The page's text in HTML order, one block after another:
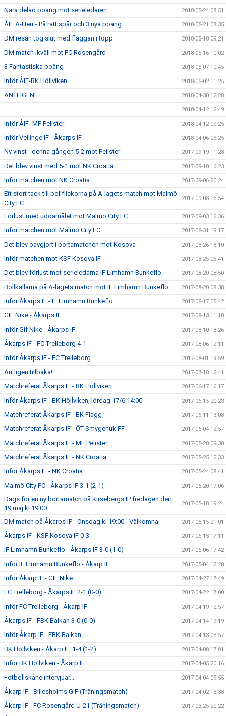
Nära delad poäng mot serieledaren 2018-05-24 08:51
ÅIF A-Herr - På rätt spår och 3 nya poäng 2018-05-21 08:35
DM resan tog slut med flaggan i topp 2018-05-18 09:21
DM match ikväll mot FC Rosengård 2018-05-16 10:02
3 Fantastiska poäng 2018-05-07 10:45
Inför ÅIF-BK Höllviken 2018-05-02 11:25
ÄNTLIGEN! 2018-04-30 12:28
2018-04-12 12:49
Inför ÅIF- MF Pelister 2018-04-12 09:25
Inför Vellinge IF - Åkarps IF 2018-04-06 09:25
Ny vinst - denna gången 5-2 mot Pelister 2017-09-19 11:28
Det blev vinst med 5-1 mot NK Croatia 2017-09-10 16:23
Inför matchen mot NK Croatia 2017-09-06 20:24
Ett stort tack till bollflickorna på A-lagets match mot Malmö
City FC
2017-09-03 16:54
Förlust med uddamålet mot Malmö City FC 2017-09-03 16:36
Inför matchen mot Malmö City FC 2017-08-31 19:17
Det blev oavgjort i bortamatchen mot Kosova 2017-08-26 18:10
Inför matchen mot KSF Kosova IF 2017-08-25 05:41
Det blev förlust mot serieledarna IF Limhamn Bunkeflo 2017-08-20 08:50
Bollkallarna på A-lagets match mot IF Limhamn Bunkeflo 2017-08-20 08:38
Inför Åkarps IF - IF Limhamn Bunkeflo 2017-08-17 05:42
GIF Nike - Åkarps IF 2017-08-13 11:10
Inför Gif Nike - Åkarps IF 2017-08-10 18:26
Åkarps IF - FC Trelleborg 4-1 2017-08-06 12:11
Inför Åkarps IF - FC Trelleborg 2017-08-01 19:59
Äntligen tillbaka! 2017-07-18 12:41
Matchreferat Åkarps IF - BK Höllviken 2017-06-17 16:17
Inför Åkarps IF - BK Höllviken, lördag 17/6 14:00 2017-06-15 20:23
Matchreferat Åkarps IF - BK Flagg 2017-06-11 13:08
Matchreferat Åkarps IF - ÖT Smygehuk FF 2017-06-04 12:57
Matchreferat Åkarps IF - MF Pelister 2017-05-28 09:30
Matchreferat Åkarps IF - NK Croatia 2017-05-25 12:33
Inför Åkarps IF - NK Croatia 2017-05-24 08:41
Malmö City FC - Åkarps IF 3-1 (2-1) 2017-05-20 17:06
Dags för en ny bortamatch på Kirsebergs IP fredagen den
19 maj kl 19:00
2017-05-18 19:24
DM match på Åkarps IP - Onsdag kl 19:00 - Välkomna 2017-05-15 21:01
Åkarps IF - KSF Kosova IF 0-3 2017-05-13 17:11
IF Limhamn Bunkeflo - Åkarps IF 3-0 (1-0) 2017-05-06 17:42
Inför IF Limhamn Bunkeflo - Åkarp IF 2017-05-04 12:28
Inför Åkarp IF - GIF Nike 2017-04-27 17:49
FC Trelleborg - Åkarps IF 2-1 (0-0) 2017-04-22 17:00
Inför FC Trelleborg - Åkarp IF 2017-04-19 12:57
Åkarps IF - FBK Balkan 3-0 (0-0) 2017-04-14 19:19
Inför Åkarp IF - FBK Balkan 2017-04-13 08:57
BK Höllviken - Åkarp IF, 1-4 (1-2) 2017-04-08 17:01
Inför BK Höllviken - Åkarp IF 2017-04-05 20:16
Fotbollskåne intervjuar... 2017-04-04 09:55
Åkarp IF - Billesholms GIF (Träningsmatch) 2017-04-02 15:38
Åkarp IF - FC Rosengård U-21 (Träningsmatch) 2017-03-25 20:22